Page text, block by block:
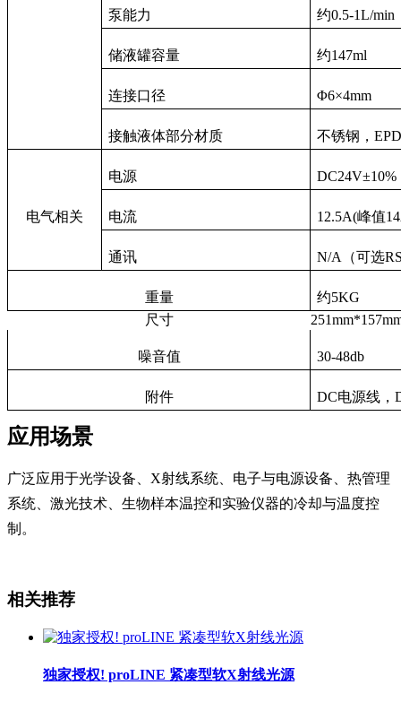
泵能力 约0.5-1L/min
储液罐容量 约147ml
连接口径 Φ6×4mm
接触液体部分材质 不锈钢，
电气相关
电源 DC24V±10%
电流 12.5A(峰值
通讯 N/A（可选
重量
约5KG
尺寸
噪音值 30-48db
附件 DC电源线，
应用场景
广泛应用于光学设备、X射线系统、电子与电源设备、热管理
系统、激光技术、生物样本温控和实验仪器的冷却与温度控
制。
相关推荐
独家授权! proLINE 紧凑型软X射线光源